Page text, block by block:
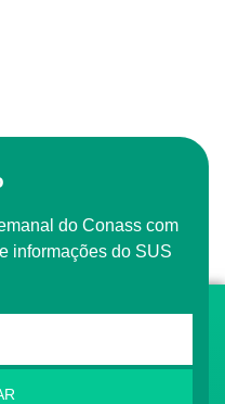
informações do SUS